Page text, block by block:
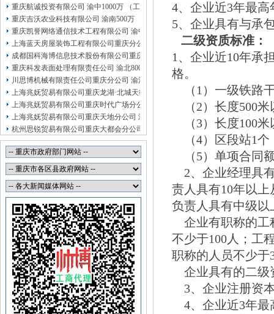
重庆航诚投资有限公司 渝中1000万 （工商注册）
重庆吉沃农业科技有限公司 渝南500万 （工商注册）
重庆凯誉网络通信技术工程有限公司 渝中300万 （工商变更）
上海蓝天房屋装饰工程有限公司重庆分公司 渝北 （工商注册）
成都国科海博信息技术股份有限公司重庆分公司 渝江 （工商注册）
重庆科发表面处理有限责任公司 渝北800万 （进出口权）
川思博机械有限责任公司重庆分公司 渝江 （工商注册）
上海兆妩贸易有限公司重庆龙湖·北城天街分公司 （工商注册）
上海兆妩贸易有限公司重庆时代广场分公司 渝中 （工商注册）
上海兆妩贸易有限公司重庆天地分公司 渝中 （工商注册）
杭州思锐贸易有限公司重庆大都会分公司 渝中 工商注册
杭州思锐贸易有限公司重庆分公司 渝中 （工商注册）
重庆福安药业集团凯斯特医药有限公司 渝新100万 （进出口权）
重庆斯帕索商贸有限公司 渝中500万 （进出口权）
重庆臣夫商贸有限公司 （执照专让）
重庆卿倾商贸有限责任公司 渝江100万 （工商注册）
4、企业近3年最
5、企业具有与承
二级资质标准：
1、企业近10年承
格。
（1）一级铁路
（2）长度500米
（3）长度100米
（4）区段站1个
（5）单项合同
2、企业经理具
责人具有10年以
负责人具有中级以
企业有职称的工
不少于100人；工
职称的人员不少于
企业具有的二级
3、企业注册资
4、企业近3年最